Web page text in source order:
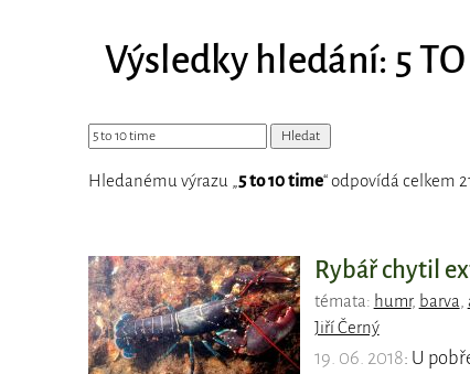
Výsledky hledání: 5
Hledanému výrazu „ 5 to 10 time“ odpovídá celkem
Rybář chytil
témata: humr, barva
Jiří Černý
19. 06. 2018: U